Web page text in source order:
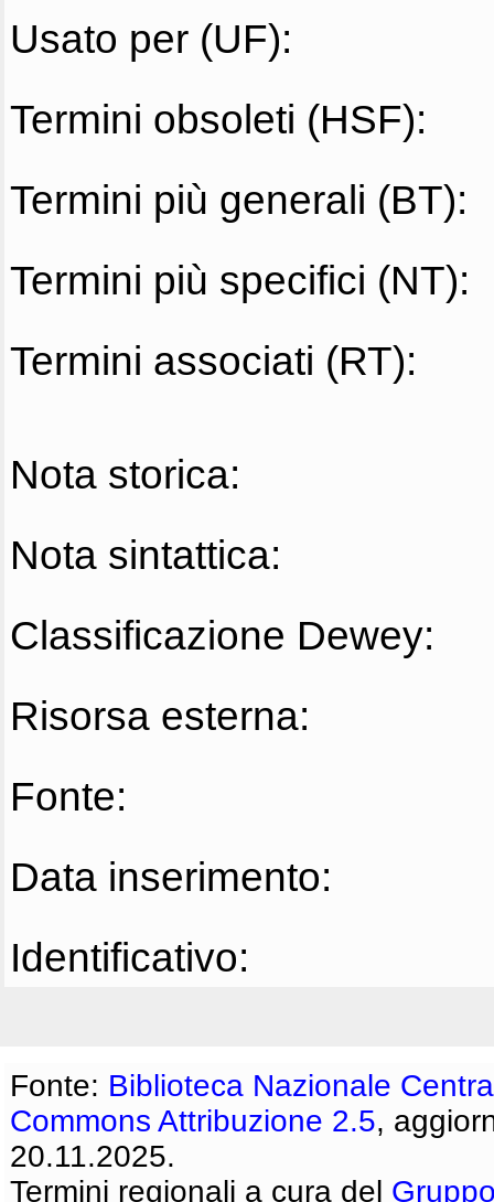
Usato per (UF):
Termini obsoleti (HSF):
Termini più generali (BT):
Termini più specifici (NT):
Termini associati (RT):
Nota storica:
Nota sintattica:
Classificazione Dewey:
Risorsa esterna:
Fonte:
Data inserimento:
Identificativo:
Fonte: Biblioteca Nazionale
Commons Attribuzione 2.5,
20.11.2025.
Termini regionali a cura del